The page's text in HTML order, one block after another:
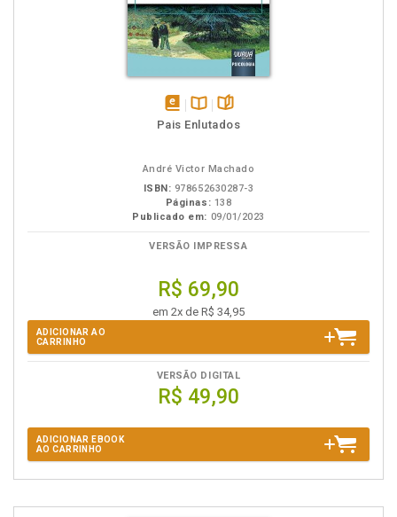
disponível
Disponível
páginas
Pais Enlutados
André Victor Machado
ISBN: 978652630287-3
Páginas: 138
Publicado em: 09/01/2023
VERSÃO IMPRESSA
R$ 69,90
em 2x de R$ 34,95
ADICIONAR AO
CARRINHO
VERSÃO DIGITAL
R$ 49,90
ADICIONAR EBOOK
AO CARRINHO